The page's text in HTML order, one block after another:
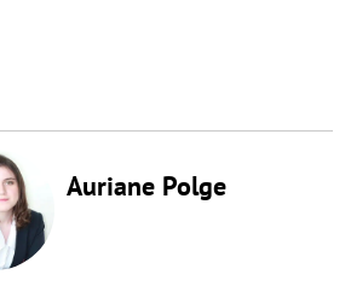
Auriane Polge